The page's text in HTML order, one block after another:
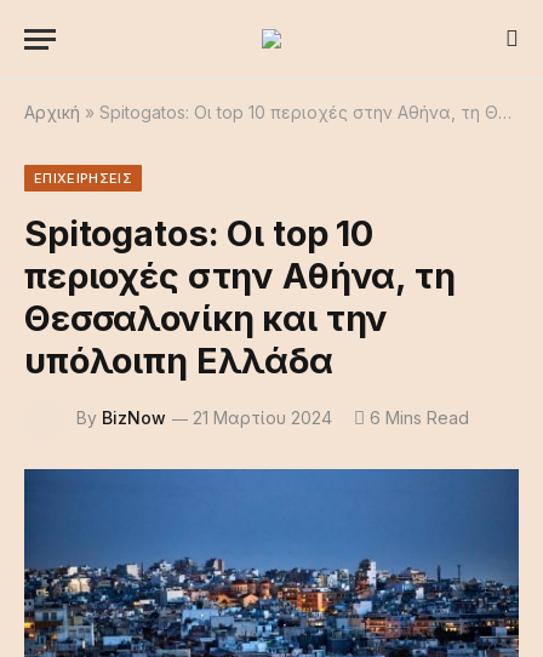
Αρχική » Spitogatos: Οι top 10 περιοχές στην Αθήνα, τη Θεσσαλονίκη και την υπόλοιπη Ελλάδα
ΕΠΙΧΕΙΡΗΣΕΙΣ
Spitogatos: Οι top 10
περιοχές στην Αθήνα, τη
Θεσσαλονίκη και την
υπόλοιπη Ελλάδα
By BizNow 21 Μαρτίου 2024 6 Mins Read